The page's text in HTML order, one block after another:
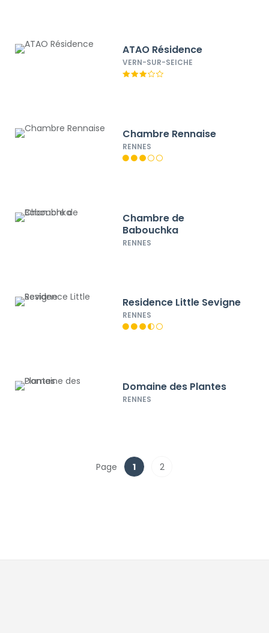
ATAO Résidence
VERN-SUR-SEICHE
Chambre Rennaise
RENNES
Chambre de
Babouchka
RENNES
Residence Little Sevigne
RENNES
Domaine des Plantes
RENNES
Page 1 2